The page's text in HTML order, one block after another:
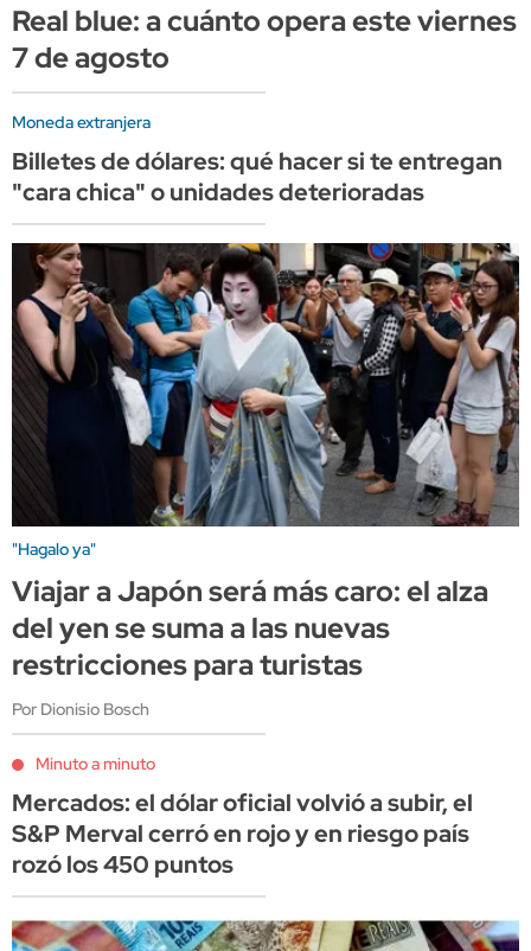
Real blue: a cuánto opera este viernes
7 de agosto
Moneda extranjera
Billetes de dólares: qué hacer si te entregan
"cara chica" o unidades deterioradas
"Hagalo ya"
Viajar a Japón será más caro: el alza
del yen se suma a las nuevas
restricciones para turistas
Por Dionisio Bosch
Minuto a minuto
Mercados: el dólar oficial volvió a subir, el
S&P Merval cerró en rojo y en riesgo país
rozó los 450 puntos